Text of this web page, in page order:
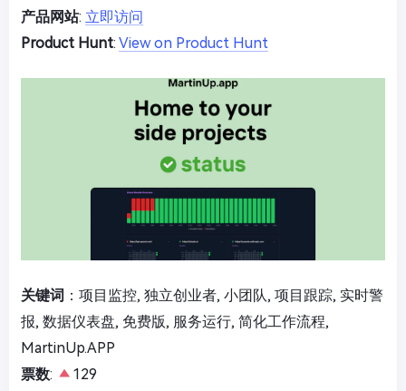
产品网站: 立即访问
Product Hunt: View on Product Hunt
关键词 ：项目监控, 独立创业者, 小团队, 项目跟踪, 实时警
报, 数据仪表盘, 免费版, 服务运行, 简化工作流程,
MartinUp.APP
票数:
129